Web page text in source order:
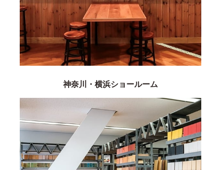
神奈川・横浜ショールーム